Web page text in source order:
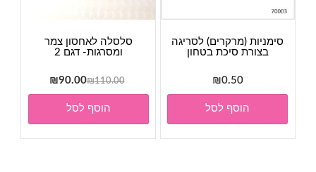
סימניות (מרקרים) לסריגה
בצורת סיכת בטחון
₪0.50
הוסף לסל
סלסלה לאחסון צמר
ומסרגות- דגם 2
₪110.00
המחיר
המקורי
היה:
₪110.00.
₪90.00
הנוכחי
₪90.00.
הוסף לסל